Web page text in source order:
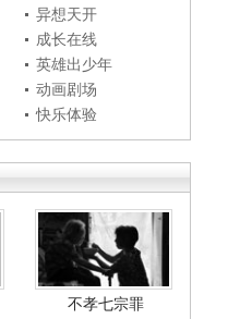
异想天开
成长在线
英雄出少年
动画剧场
快乐体验
不孝七宗罪